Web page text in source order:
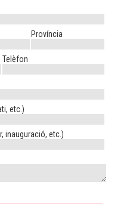
Província
Telèfon
etc.)
inauguració, etc.)